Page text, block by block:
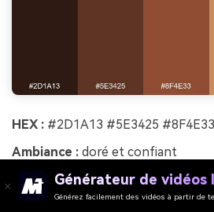
HEX : #2D1A13 #5E3425
Ambiance : doré et confiant
Idéal pour :guide de style de
Générateur de vidéos
Générez facilement des vidéos à partir de